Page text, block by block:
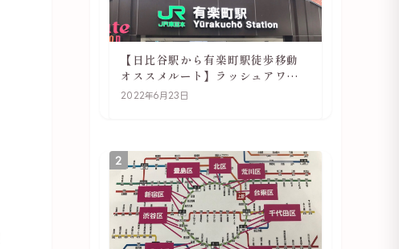
【日比谷駅から有楽町駅徒歩移動
オススメルート】ラッシュアワー
でも快適
2022年6月23日
2